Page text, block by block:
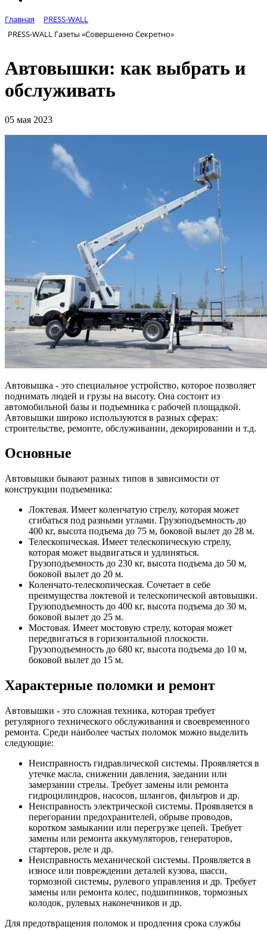
Главная
PRESS-WALL
PRESS-WALL Газеты «Совершенно Секретно»
Автовышки: как выбрать и
обслуживать
05 мая 2023
Автовышка - это специальное устройство, которое позволяет
поднимать людей и грузы на высоту. Она состоит из
автомобильной базы и подъемника с рабочей площадкой.
Автовышки широко используются в разных сферах:
строительстве, ремонте, обслуживании, декорировании и т.д.
Основные
Автовышки бывают разных типов в зависимости от
конструкции подъемника:
Локтевая. Имеет коленчатую стрелу, которая может
сгибаться под разными углами. Грузоподъемность до
400 кг, высота подъема до 75 м, боковой вылет до 28 м.
Телескопическая. Имеет телескопическую стрелу,
которая может выдвигаться и удлиняться.
Грузоподъемность до 230 кг, высота подъема до 50 м,
боковой вылет до 20 м.
Коленчато-телескопическая. Сочетает в себе
преимущества локтевой и телескопической автовышки.
Грузоподъемность до 400 кг, высота подъема до 30 м,
боковой вылет до 25 м.
Мостовая. Имеет мостовую стрелу, которая может
передвигаться в горизонтальной плоскости.
Грузоподъемность до 680 кг, высота подъема до 10 м,
боковой вылет до 15 м.
Характерные поломки и ремонт
Автовышки - это сложная техника, которая требует
регулярного технического обслуживания и своевременного
ремонта. Среди наиболее частых поломок можно выделить
следующие:
Неисправность гидравлической системы. Проявляется в
утечке масла, снижении давления, заедании или
замерзании стрелы. Требует замены или ремонта
гидроцилиндров, насосов, шлангов, фильтров и др.
Неисправность электрической системы. Проявляется в
перегорании предохранителей, обрыве проводов,
коротком замыкании или перегрузке цепей. Требует
замены или ремонта аккумуляторов, генераторов,
стартеров, реле и др.
Неисправность механической системы. Проявляется в
износе или повреждении деталей кузова, шасси,
тормозной системы, рулевого управления и др. Требует
замены или ремонта колес, подшипников, тормозных
колодок, рулевых наконечников и др.
Для предотвращения поломок и продления срока службы